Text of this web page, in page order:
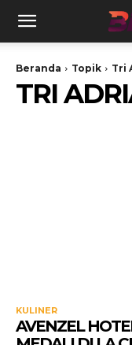
Beranda Topik Tri
TRI
KULINER
AVENZEL